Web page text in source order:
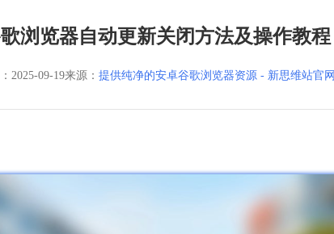
浏览器自动更新关闭方法及操作教程
2025-09-19来源： 提供纯净的安卓谷歌浏览器资源 - 新思维站官网